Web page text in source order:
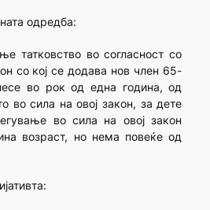
одредба:
татковство во согласност со
со кој се додава нов член 65-
во рок од една година, од
во сила на овој закон, за дете
во сила на овој закон
возраст, но нема повеќе од